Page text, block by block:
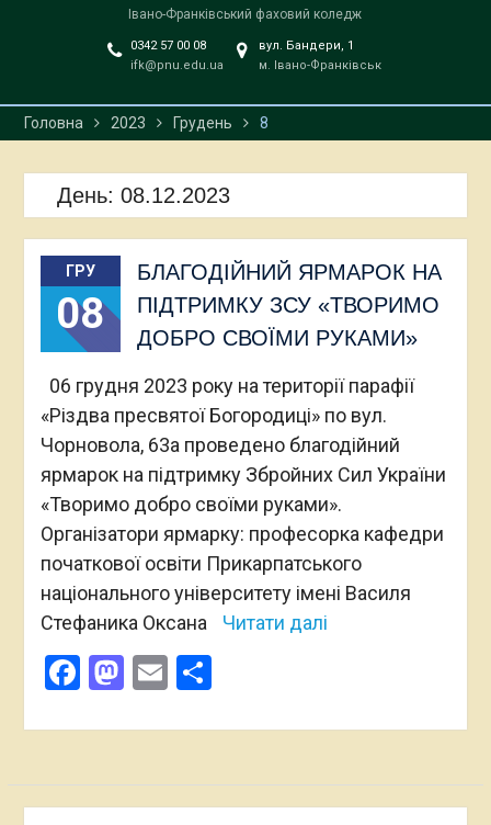
Івано-Франківський фаховий коледж
0342 57 00 08
ifk@pnu.edu.ua
вул. Бандери, 1
м. Івано-Франківськ
Головна 2023 Грудень 8
День: 08.12.2023
ГРУ
08
БЛАГОДІЙНИЙ ЯРМАРОК НА
ПІДТРИМКУ ЗСУ «ТВОРИМО
ДОБРО СВОЇМИ РУКАМИ»
06 грудня 2023 року на території парафії
«Різдва пресвятої Богородиці» по вул.
Чорновола, 63а проведено благодійний
ярмарок на підтримку Збройних Сил України
«Творимо добро своїми руками».
Організатори ярмарку: професорка кафедри
початкової освіти Прикарпатського
національного університету імені Василя
Стефаника Оксана
Читати далі
Facebook
Mastodon
EmailПоділитися